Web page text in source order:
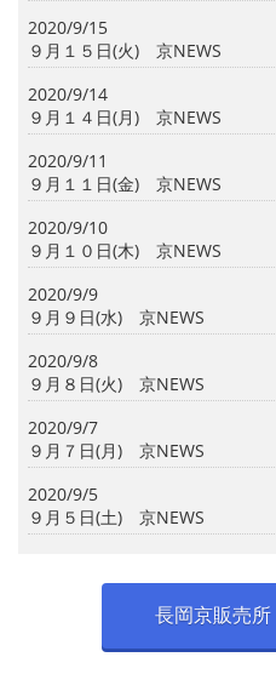
2020/9/15
９月１５日(火) 京NEWS
2020/9/14
９月１４日(月) 京NEWS
2020/9/11
９月１１日(金) 京NEWS
2020/9/10
９月１０日(木) 京NEWS
2020/9/9
９月９日(水) 京NEWS
2020/9/8
９月８日(火) 京NEWS
2020/9/7
９月７日(月) 京NEWS
2020/9/5
９月５日(土) 京NEWS
長岡京販売